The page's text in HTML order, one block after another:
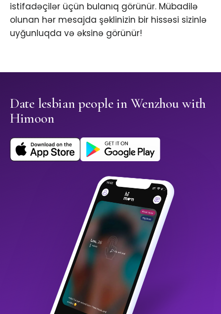
istifadəçilər üçün bulanıq görünür. Mübadilə
olunan hər mesajda şəklinizin bir hissəsi sizinlə
uyğunluqda və əksinə görünür!
Date lesbian people in Wenzhou with
Himoon